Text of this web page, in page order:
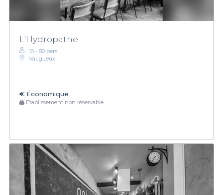
L'Hydropathe
10 - 80 pers.
Vaugueux
€ Économique
Établissement non réservable